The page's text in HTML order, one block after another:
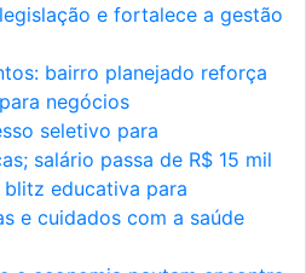
e fortalece a gestão
bairro planejado reforça
negócios
seletivo para
salário passa de R$ 15 mil
educativa para
e cuidados com a saúde